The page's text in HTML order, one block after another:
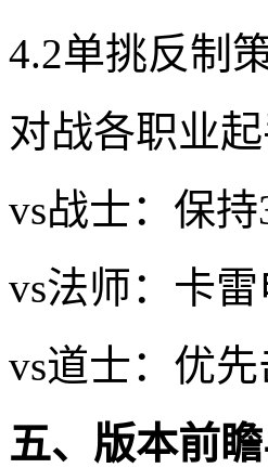
4.2单挑反制
对战各职业起
vs战士：保
vs法师：卡
vs道士：优
五、版本前